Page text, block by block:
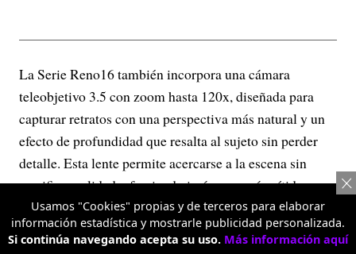
La Serie Reno16 también incorpora una cámara
teleobjetivo 3.5 con zoom hasta 120x, diseñada para
capturar retratos con una perspectiva más natural y un
efecto de profundidad que resalta al sujeto sin perder
detalle. Esta lente permite acercarse a la escena sin
sacrificar calidad, ofreciendo imágenes más nítidas y
versátiles tanto en retratos como en fotografías de
objetos o escenarios distantes.
Usamos "Cookies" propias y de terceros para elaborar
información estadística y mostrarle publicidad personalizada.
Si continúa navegando acepta su uso. Más información aquí